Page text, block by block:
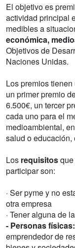
El objetivo es
actividad principal
medibles a
económica,
Objetivos de
Naciones Unidas.
Los premios tienen
un primer premio
6.500€, un tercer
cada uno para el
medioambiental,
salud o educación,
Los requisitos
participar son:
· Ser pyme y no
otra empresa
· Tener alguna de
- Personas físicas:
emprendedor de